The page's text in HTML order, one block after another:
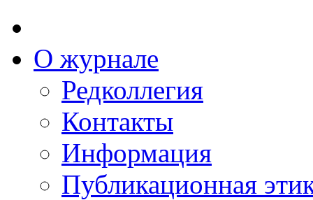
О журнале
Редколлегия
Контакты
Информация
Публикационная